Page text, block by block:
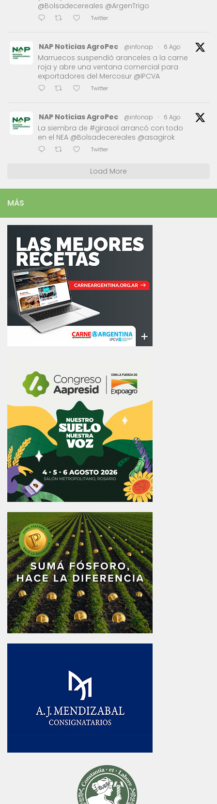
@Bolsadecereales @ArgenTrigo
Twitter
NAP Noticias AgroPec @infonap · 6 Ago
Marruecos suspendió aranceles a la carne
roja y abre una ventana comercial para
exportadores del Mercosur @IPCVA
Twitter
NAP Noticias AgroPec @infonap · 6 Ago
La siembra de #girasol arrancó con todo
en el NEA @Bolsadecereales @asagirok
Twitter
Load More
MÁS